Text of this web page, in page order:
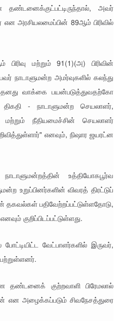
அவர்
அரசியலமைப்பின் 89ஆம் பிரிவில்
மற்றும் 91(1)(அ) பிரிவின்
நாடாளுமன்ற அமர்வுகளில் கலந்து
வாக்கை பயன்படுத்துவதற்கோ
- நாடாளுமன்ற செயலாளர்,
நீதியமைச்சின் செயலாளர்
எனவும், நிஷார ஜயரட்ன
உத்தியோகபூர்வ
உறுப்பினர்களின் விவரத் திரட்டுப்
தகவல்கள் பதிவேற்றப்பட்டுள்ளதோடு,
குறிப்பிடப்பட்டுள்ளது.
போட்டியிட்ட வேட்பாளர்களில் இருவர்,
தண்டனைக் குற்றவாளி பிரேமலால்
என அழைக்கப்படும் சிவநேசத்துரை